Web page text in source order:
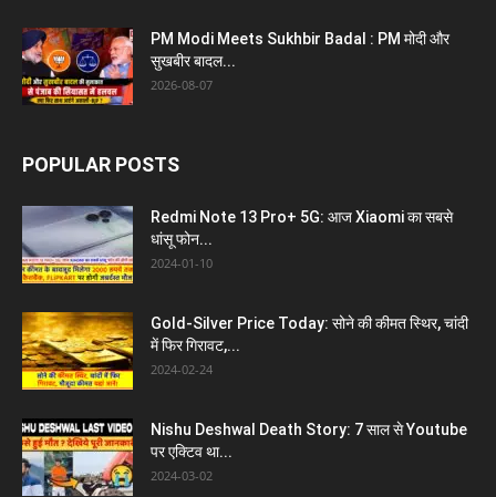
PM Modi Meets Sukhbir Badal : PM मोदी और
सुखबीर बादल...
2026-08-07
POPULAR POSTS
Redmi Note 13 Pro+ 5G: आज Xiaomi का सबसे
धांसू फोन...
2024-01-10
Gold-Silver Price Today: सोने की कीमत स्थिर, चांदी
में फिर गिरावट,...
2024-02-24
Nishu Deshwal Death Story: 7 साल से Youtube
पर एक्टिव था...
2024-03-02